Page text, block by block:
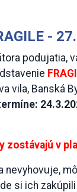
-
podujatia,
vila, Banská
zostávajú v
nevyhovuje,
si ich